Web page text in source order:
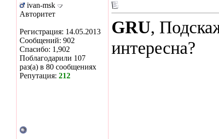
ivan-msk
Авторитет
Регистрация: 14.05.2013
Сообщений: 902
Спасибо: 1,902
Поблагодарили 107
раз(а) в 80 сообщениях
Репутация: 212
GRU,
интересна?